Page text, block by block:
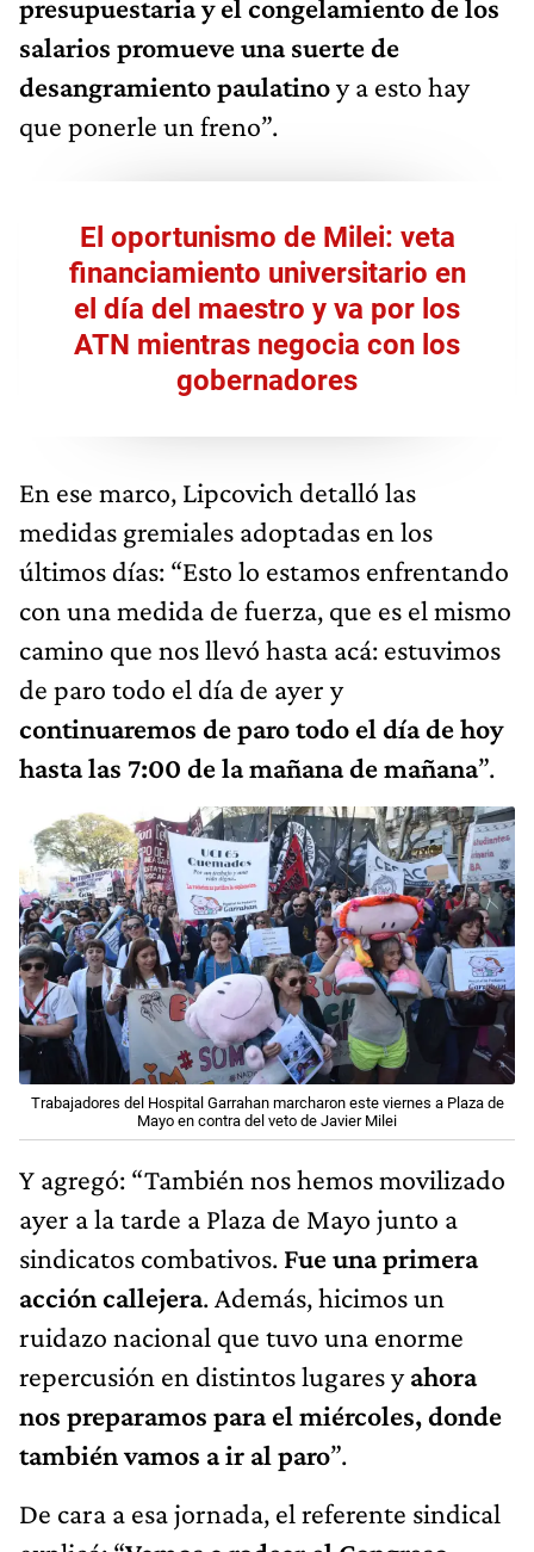
presupuestaria y el congelamiento de los
salarios promueve una suerte de
desangramiento paulatinoy a esto hay
que ponerle un freno”.
El oportunismo de Milei: veta
financiamiento universitario en
el día del maestro y va por los
ATN mientras negocia con los
gobernadores
En ese marco, Lipcovich detalló las
medidas gremiales adoptadas en los
últimos días: “Esto lo estamos enfrentando
con una medida de fuerza, que es el mismo
camino que nos llevó hasta acá: estuvimos
de paro todo el día de ayer y
continuaremos de paro todo el día de hoy
hasta las 7:00 de la mañana de mañana”.
Trabajadores del Hospital Garrahan marcharon este viernes a Plaza de
Mayo en contra del veto de Javier Milei
Y agregó: “También nos hemos movilizado
ayer a la tarde a Plaza de Mayo junto a
sindicatos combativos. Fue una primera
acción callejera. Además, hicimos un
ruidazo nacional que tuvo una enorme
repercusión en distintos lugares yahora
nos preparamos para el miércoles, donde
también vamos a ir al paro”.
De cara a esa jornada, el referente sindical